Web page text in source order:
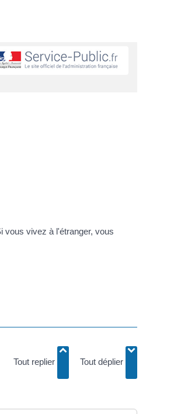
vous vivez à l'étranger, vous
Tout replier Tout déplier